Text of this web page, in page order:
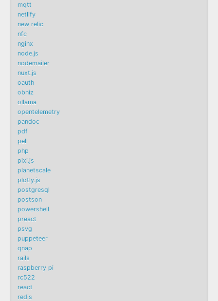
mqtt
netlify
new relic
nfc
nginx
node.js
nodemailer
nuxt.js
oauth
obniz
ollama
opentelemetry
pandoc
pdf
pell
php
pixi.js
planetscale
plotly.js
postgresql
postson
powershell
preact
psvg
puppeteer
qnap
rails
raspberry pi
rc522
react
redis